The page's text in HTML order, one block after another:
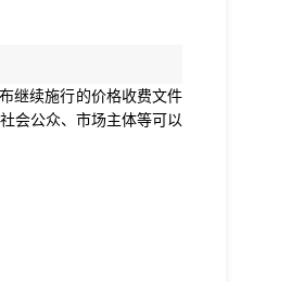
继续施行的价格收费文件
会公众、市场主体等可以